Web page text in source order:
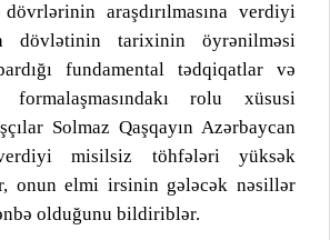
araşdırılmasına verdiyi
dövlətinin tarixinin öyrənilməsi
fundamental tədqiqatlar və
rolu xüsusi
Solmaz Qaşqayın Azərbaycan
misilsiz töhfələri yüksək
onun elmi irsinin gələcək nəsillər
olduğunu bildiriblər.